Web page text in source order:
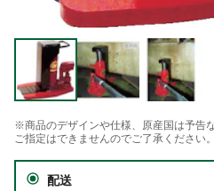
※商品のデザインや仕様、原産国は予告
ご指定はできませんのでご了承ください。
配送